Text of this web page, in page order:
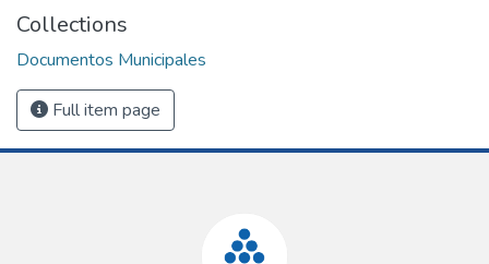
Collections
Documentos Municipales
Full item page